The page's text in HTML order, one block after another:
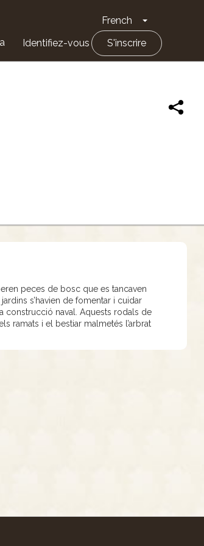
French Toggle
Identifiez-vous S'inscrire
peces de bosc que es tancaven
s’havien de fomentar i cuidar
construcció naval. Aquests rodals de
ramats i el bestiar malmetés l’arbrat